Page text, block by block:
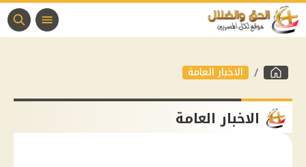
الاخبار العامة
الاخبار العامة